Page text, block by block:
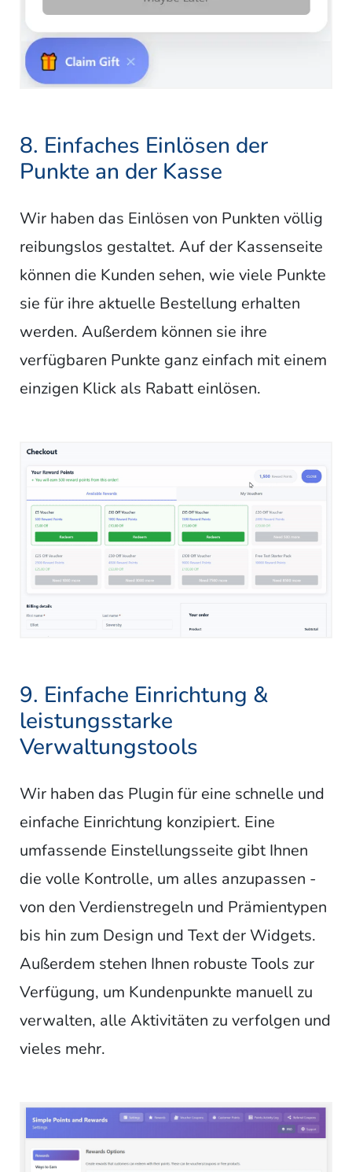
8. Einfaches Einlösen der
Punkte an der Kasse
Wir haben das Einlösen von Punkten völlig
reibungslos gestaltet. Auf der Kassenseite
können die Kunden sehen, wie viele Punkte
sie für ihre aktuelle Bestellung erhalten
werden. Außerdem können sie ihre
verfügbaren Punkte ganz einfach mit einem
einzigen Klick als Rabatt einlösen.
9. Einfache Einrichtung &
leistungsstarke
Verwaltungstools
Wir haben das Plugin für eine schnelle und
einfache Einrichtung konzipiert. Eine
umfassende Einstellungsseite gibt Ihnen
die volle Kontrolle, um alles anzupassen -
von den Verdienstregeln und Prämientypen
bis hin zum Design und Text der Widgets.
Außerdem stehen Ihnen robuste Tools zur
Verfügung, um Kundenpunkte manuell zu
verwalten, alle Aktivitäten zu verfolgen und
vieles mehr.